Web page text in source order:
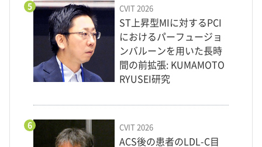
5 CVIT 2026
ST上昇型MIに対するPCI
におけるパーフュージョ
ンバルーンを用いた長時
間の前拡張: KUMAMOTO
RYUSEI研究
6 CVIT 2026
ACS後の患者のLDL-C目